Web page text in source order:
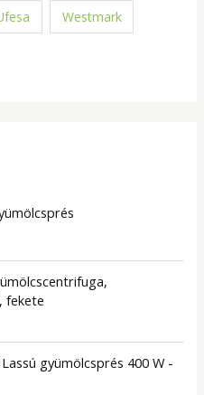
Westmark
fekete
Lassú gyümölcsprés 400 W -